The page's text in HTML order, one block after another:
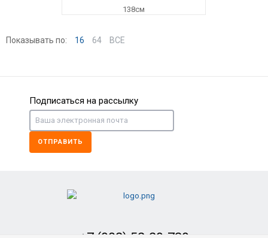
Показывать по: 16 64 ВСЕ
Подписаться на рассылку
ОТПРАВИТЬ